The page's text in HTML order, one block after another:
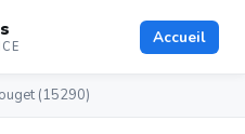
Accueil
(15290)